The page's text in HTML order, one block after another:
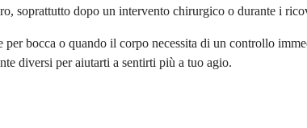
soprattutto dopo un intervento chirurgico o durante i
bocca o quando il corpo necessita di un controllo
diversi per aiutarti a sentirti più a tuo agio.